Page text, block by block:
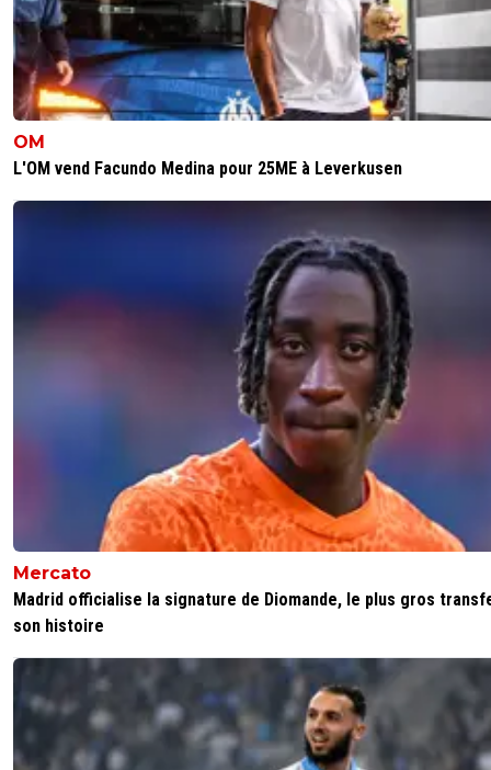
OM
L'OM vend Facundo Medina pour 25ME à Leverkusen
Mercato
Madrid officialise la signature de Diomande, le plus gros
son histoire